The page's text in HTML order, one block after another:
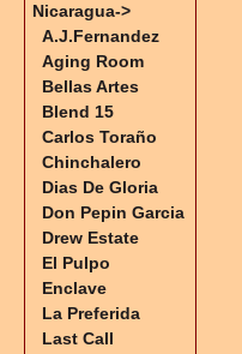
Nicaragua->
A.J.Fernandez
Aging Room
Bellas Artes
Blend 15
Carlos Toraño
Chinchalero
Dias De Gloria
Don Pepin Garcia
Drew Estate
El Pulpo
Enclave
La Preferida
Last Call